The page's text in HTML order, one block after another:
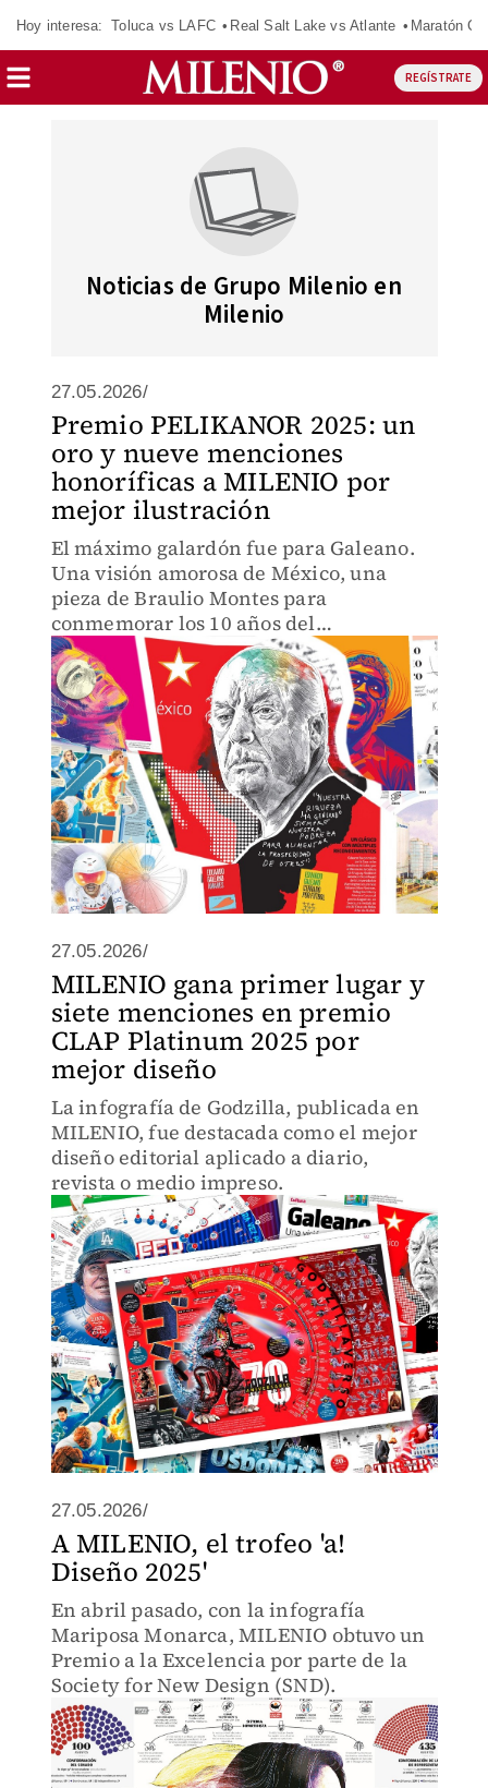
Hoy interesa: Toluca vs LAFC Real Salt Lake vs Atlante Maratón
REGÍSTRATE
Noticias de Grupo Milenio en
Milenio
27.05.2026/
Premio PELIKANOR 2025: un
oro y nueve menciones
honoríficas a MILENIO por
mejor ilustración
El máximo galardón fue para Galeano.
Una visión amorosa de México, una
pieza de Braulio Montes para
conmemorar los 10 años del
fallecimiento del escritor uruguayo.
27.05.2026/
MILENIO gana primer lugar y
siete menciones en premio
CLAP Platinum 2025 por
mejor diseño
La infografía de Godzilla, publicada en
MILENIO, fue destacada como el mejor
diseño editorial aplicado a diario,
revista o medio impreso.
27.05.2026/
A MILENIO, el trofeo 'a!
Diseño 2025'
En abril pasado, con la infografía
Mariposa Monarca, MILENIO obtuvo un
Premio a la Excelencia por parte de la
Society for New Design (SND).